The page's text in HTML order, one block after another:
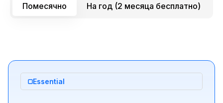
Помесячно На год (2 месяца бесплатно)
Essential